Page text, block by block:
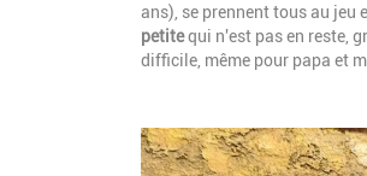
ans), se prennent tous au jeu
petitequi n'est pas en reste,
difficile, même pour papa et
Image